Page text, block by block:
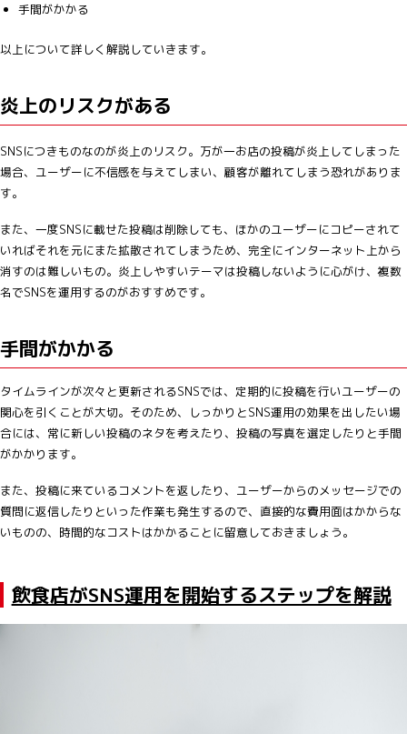
手間がかかる
以上について詳しく解説していきます。
炎上のリスクがある
SNSにつきものなのが炎上のリスク。万が一お店の投稿が炎上してしまった
場合、ユーザーに不信感を与えてしまい、顧客が離れてしまう恐れがありま
す。
また、一度SNSに載せた投稿は削除しても、ほかのユーザーにコピーされて
いればそれを元にまた拡散されてしまうため、完全にインターネット上から
消すのは難しいもの。炎上しやすいテーマは投稿しないように心がけ、複数
名でSNSを運用するのがおすすめです。
手間がかかる
タイムラインが次々と更新されるSNSでは、定期的に投稿を行いユーザーの
関心を引くことが大切。そのため、しっかりとSNS運用の効果を出したい場
合には、常に新しい投稿のネタを考えたり、投稿の写真を選定したりと手間
がかかります。
また、投稿に来ているコメントを返したり、ユーザーからのメッセージでの
質問に返信したりといった作業も発生するので、直接的な費用面はかからな
いものの、時間的なコストはかかることに留意しておきましょう。
飲食店がSNS運用を開始するステップを解説